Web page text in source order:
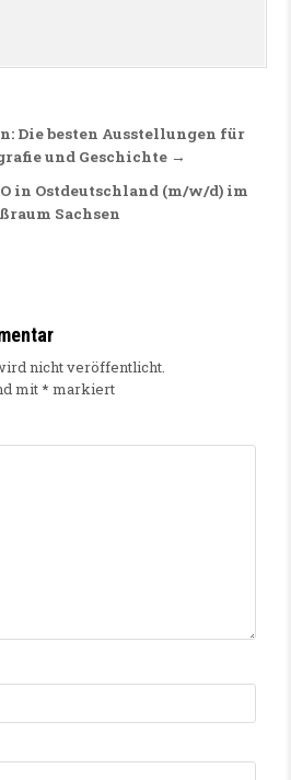
Die besten Ausstellungen für
und Geschichte →
in Ostdeutschland (m/w/d) im
Sachsen
nicht veröffentlicht.
mit* markiert